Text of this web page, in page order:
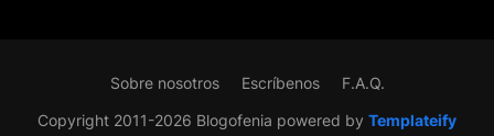
Copyright 2011-2026 Blogofenia powered by Templateify
Sobre nosotros Escríbenos F.A.Q.